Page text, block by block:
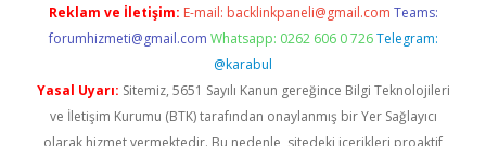
Reklam ve İletişim: E-mail: backlinkpaneli@gmail.com Teams:
forumhizmeti@gmail.com Whatsapp: 0262 606 0 726 Telegram:
@karabul
Yasal Uyarı: Sitemiz, 5651 Sayılı Kanun gereğince Bilgi Teknolojileri
ve İletişim Kurumu (BTK) tarafından onaylanmış bir Yer Sağlayıcı
olarak hizmet vermektedir. Bu nedenle, sitedeki içerikleri proaktif